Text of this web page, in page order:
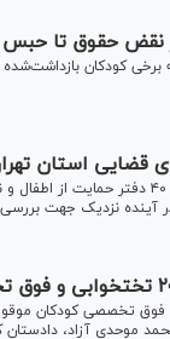
نقض حقوق تا حبس
کودکان
معاون قضایی رئیس کل دادگستری تهران با
آینده نزدیک جهت
ساخت بیمارستان ۲۰۰
موحدی آزاد،